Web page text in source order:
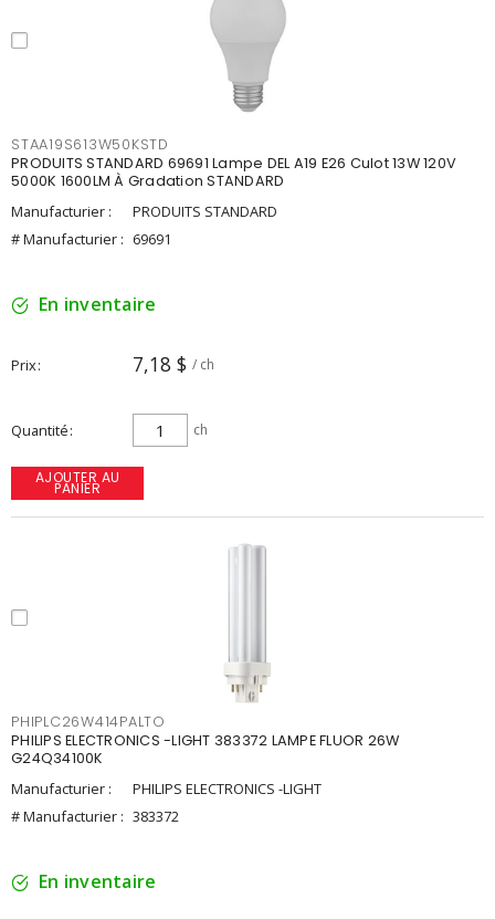
STAA19S613W50KSTD
PRODUITS STANDARD 69691 Lampe DEL A19 E26 Culot 13W 120V
5000K 1600LM À Gradation STANDARD
Manufacturier :
PRODUITS STANDARD
# Manufacturier : 69691
En inventaire
Prix 7,18 $ / ch
Quantité ch
AJOUTER AU
PANIER
PHIPLC26W414PALTO
PHILIPS ELECTRONICS -LIGHT 383372 LAMPE FLUOR 26W
G24Q34100K
Manufacturier :
PHILIPS ELECTRONICS -LIGHT
# Manufacturier : 383372
En inventaire